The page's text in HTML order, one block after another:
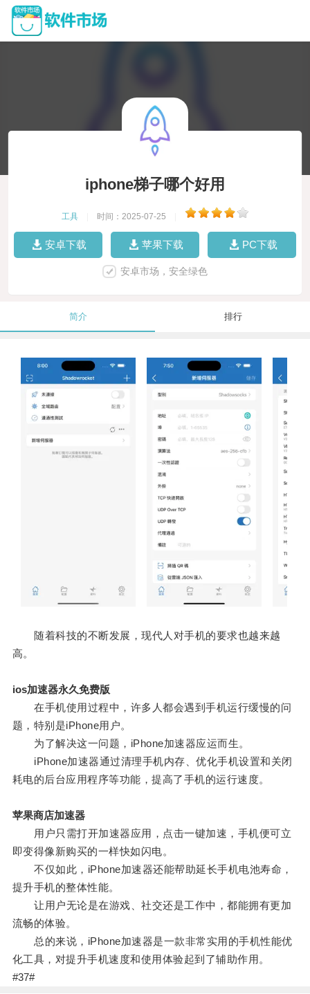
iphone梯子哪个好用
工具 时间：2025-07-25
安卓下载 苹果下载 PC下载
安卓市场，安全绿色
简介 排行
随着科技的不断发展，现代人对手机的要求也越来越
高。
ios加速器永久免费版
在手机使用过程中，许多人都会遇到手机运行缓慢的问
题，特别是iPhone用户。
为了解决这一问题，iPhone加速器应运而生。
iPhone加速器通过清理手机内存、优化手机设置和关闭
耗电的后台应用程序等功能，提高了手机的运行速度。
苹果商店加速器
用户只需打开加速器应用，点击一键加速，手机便可立
即变得像新购买的一样快如闪电。
不仅如此，iPhone加速器还能帮助延长手机电池寿命，
提升手机的整体性能。
让用户无论是在游戏、社交还是工作中，都能拥有更加
流畅的体验。
总的来说，iPhone加速器是一款非常实用的手机性能优
化工具，对提升手机速度和使用体验起到了辅助作用。
#37#